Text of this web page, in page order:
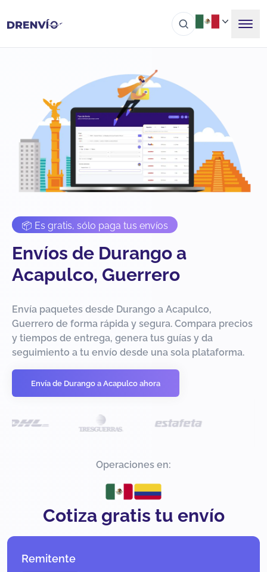
📦 Es gratis, sólo paga tus envíos
Envíos de Durango a
Acapulco, Guerrero
Envía paquetes desde Durango a Acapulco,
Guerrero de forma rápida y segura. Compara precios
y tiempos de entrega, genera tus guías y da
seguimiento a tu envío desde una sola plataforma.
Envía de Durango a Acapulco ahora
Operaciones en:
Cotiza gratis tu envío
Remitente